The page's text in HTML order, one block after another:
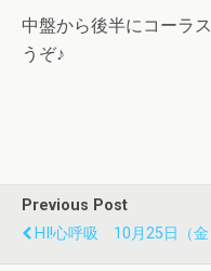
中盤から後半にコーラ
うぞ♪
Previous Post
HI!心呼吸 10月25日（金